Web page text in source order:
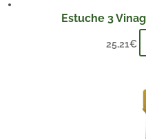
Estuche 3
25,21€